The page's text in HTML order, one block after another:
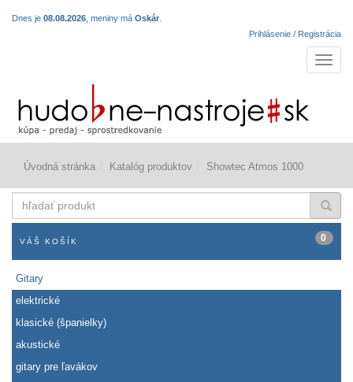
Dnes je 08.08.2026 , meniny má Oskár
Prihlásenie / Registrácia
Úvodná stránka Katalóg produktov Showtec Atmos 1000
produkt
VÁŠ KOŠÍK 0
Gitary
elektrické
klasické (španielky)
akustické
gitary pre ľavákov